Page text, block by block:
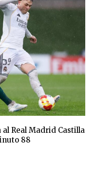
Real Madrid Castilla
88